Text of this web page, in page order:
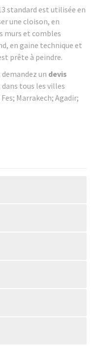
standard est utilisée en
une cloison, en
murs et combles
en gaine technique et
prête à peindre.
un devis
dans tous les villes
Marrakech; Agadir;